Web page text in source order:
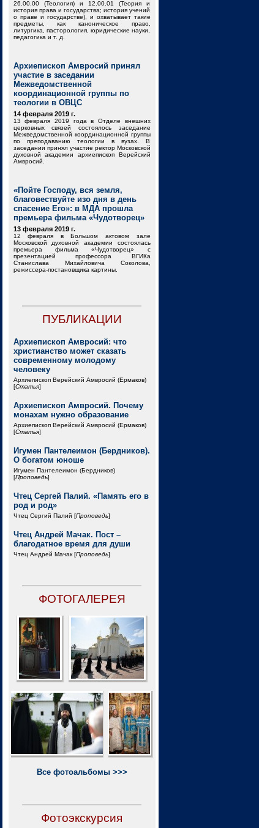
26.00.00 (Теология) и 12.00.01 (Теория и
история права и государства; история учений
о праве и государстве), и охватывает такие
предметы, как каноническое право,
литургика, пасторология, юридические науки,
педагогика и т. д.
Архиепископ Амвросий принял
участие в заседании
Межведомственной
координационной группы по
теологии в ОВЦС
14 февраля 2019 г.
13 февраля 2019 года в Отделе внешних
церковных связей состоялось заседание
Межведомственной координационной группы
по преподаванию теологии в вузах. В
заседании принял участие ректор Московской
духовной академии архиепископ Верейский
Амвросий.
«Пойте Господу, вся земля,
благовествуйте изо дня в день
спасение Его»: в МДА прошла
премьера фильма «Чудотворец»
13 февраля 2019 г.
12 февраля в Большом актовом зале
Московской духовной академии состоялась
премьера фильма «Чудотворец» с
презентацией профессора ВГИКа
Станислава Михайловича Соколова,
режиссера-постановщика картины.
ПУБЛИКАЦИИ
Архиепископ Амвросий: что
христианство может сказать
современному молодому
человеку
Архиепископ Верейский Амвросий (Ермаков)
[Статья]
Архиепископ Амвросий. Почему
монахам нужно образование
Архиепископ Верейский Амвросий (Ермаков)
[Статья]
Игумен Пантелеимон (Бердников).
О богатом юноше
Игумен Пантелеимон (Бердников)
[Проповедь]
Чтец Сергей Палий. «Память его в
род и род»
Чтец Сергий Палий [Проповедь]
Чтец Андрей Мачак. Пост –
благодатное время для души
Чтец Андрей Мачак [Проповедь]
ФОТОГАЛЕРЕЯ
Все фотоальбомы >>>
Фотоэкскурсия